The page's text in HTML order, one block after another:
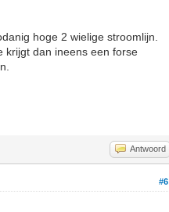
hoge 2 wielige stroomlijn.
krijgt dan ineens een forse
Antwoord
#6